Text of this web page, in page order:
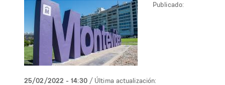
Publicado:
25/02/2022 - 14:30 / Última actualización: